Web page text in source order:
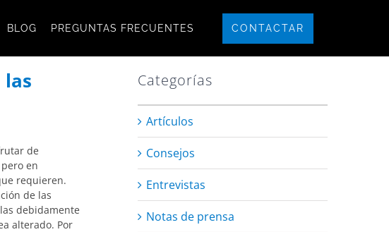
BLOG PREGUNTAS FRECUENTES CONTACTAR
las
de
en
requieren.
de las
debidamente
alterado. Por
Categorías
Artículos
Consejos
Entrevistas
Notas de prensa